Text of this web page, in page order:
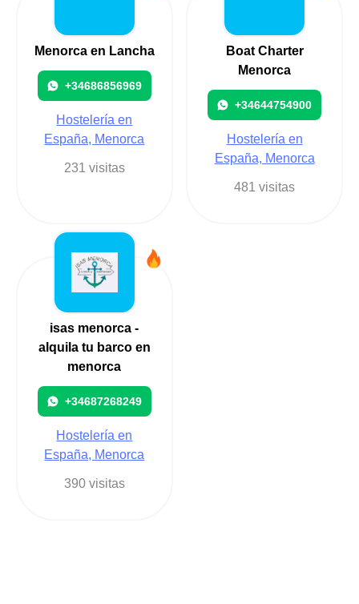
Menorca en Lancha
+34686856969
Hostelería en
España, Menorca
231 visitas
Boat Charter
Menorca
+34644754900
Hostelería en
España, Menorca
481 visitas
isas menorca -
alquila tu barco en
menorca
+34687268249
Hostelería en
España, Menorca
390 visitas